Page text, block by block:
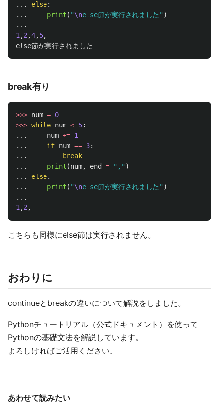
...
else:
...
print ( "\nelse節が実行されました " )
...
1 ,2 ,4,5,
else節が実行されました
break有り
>>> num = 0
>>> while num < 5:
...
num += 1
...
if num == 3:
...
break
...
print (num, end = " , " )
...
else:
...
print ( "\nelse節が実行されました " )
...
1 ,2 ,
こちらも同様にelse節は実行されません。
おわりに
continueとbreakの違いについて解説をしました。
Pythonチュートリアル（公式ドキュメント）を使って
Pythonの基礎文法を解説しています。
よろしければご活用ください。
あわせて読みたい